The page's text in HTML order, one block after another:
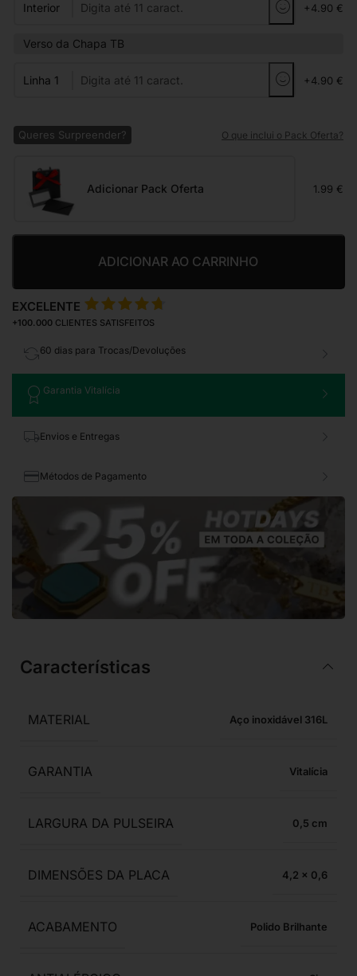
Interior +4.90 €
Verso da Chapa TB
Linha 1 +4.90 €
Queres Surpreender? O que inclui o Pack Oferta?
Adicionar Pack Oferta 1.99 €
ADICIONAR AO CARRINHO
EXCELENTE
+100.000 CLIENTES SATISFEITOS
60 dias para Trocas/Devoluções
Garantia Vitalícia
Envios e Entregas
Métodos de Pagamento
Características
MATERIAL Aço inoxidável 316L
GARANTIA Vitalícia
LARGURA DA PULSEIRA 0,5
DIMENSÕES DA PLACA 4,2 x 0,6
ACABAMENTO Polido Brilhante